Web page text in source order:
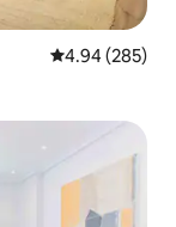
Calificación
4.94 (285)